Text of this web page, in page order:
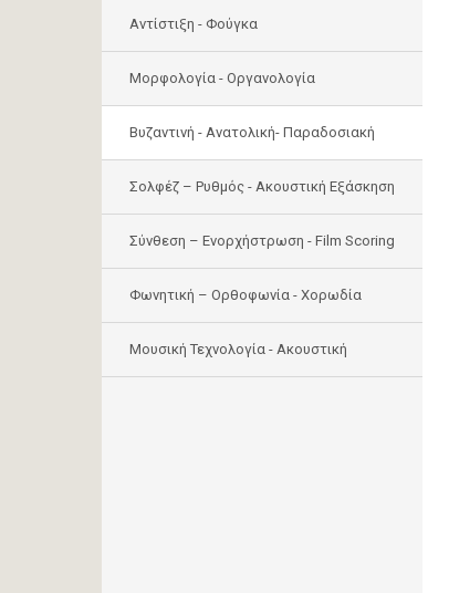
Αντίστιξη - Φούγκα
Μορφολογία - Οργανολογία
Bυζαντινή - Ανατολική- Παραδοσιακή
Σολφέζ – Ρυθμός - Ακουστική Εξάσκηση
Σύνθεση – Ενορχήστρωση - Film Scoring
Φωνητική – Ορθοφωνία - Χορωδία
Μουσική Τεχνολογία - Ακουστική